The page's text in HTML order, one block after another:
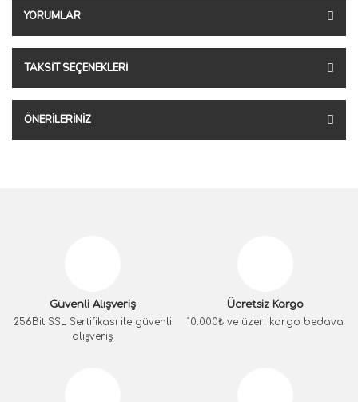
YORUMLAR
TAKSIT SEÇENEKLERI
ÖNERILERINIZ
Güvenli Alışveriş
256Bit SSL Sertifikası ile güvenli
alışveriş
Ücretsiz Kargo
10.000₺ ve üzeri kargo bedava